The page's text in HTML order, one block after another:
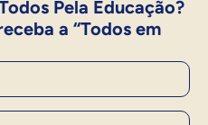
Pela Educação?
a “Todos em